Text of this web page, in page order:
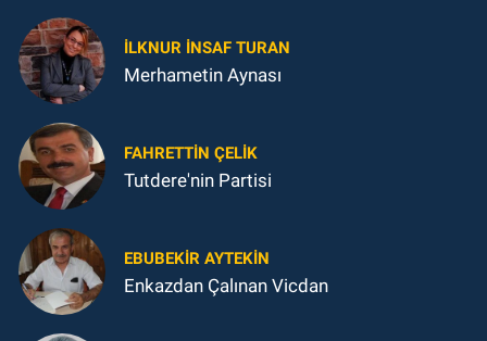
İLKNUR İNSAF TURAN
Merhametin Aynası
FAHRETTIN ÇELİK
Tutdere'nin Partisi
EBUBEKIR AYTEKIN
Enkazdan Çalınan Vicdan